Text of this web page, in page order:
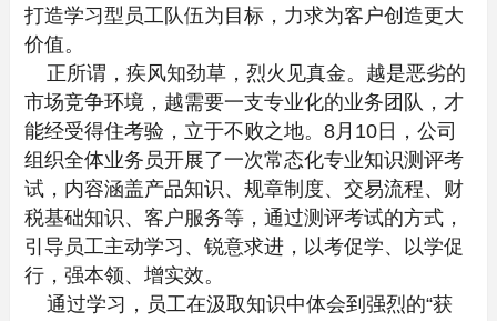
打造学习型员工队伍为目标，力求为客户创造更大
价值。
正所谓，疾风知劲草，烈火见真金。越是恶劣的
市场竞争环境，越需要一支专业化的业务团队，才
能经受得住考验，立于不败之地。8月10日，公司
组织全体业务员开展了一次常态化专业知识测评考
试，内容涵盖产品知识、规章制度、交易流程、财
税基础知识、客户服务等，通过测评考试的方式，
引导员工主动学习、锐意求进，以考促学、以学促
行，强本领、增实效。
通过学习，员工在汲取知识中体会到强烈的“获